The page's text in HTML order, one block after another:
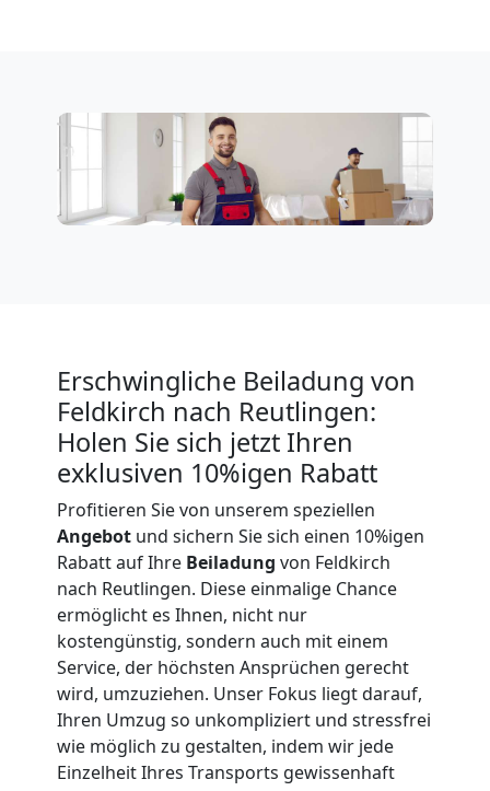
Erschwingliche Beiladung von
Feldkirch nach Reutlingen:
Holen Sie sich jetzt Ihren
exklusiven 10%igen Rabatt
Profitieren Sie von unserem speziellen
Angebot und sichern Sie sich einen 10%igen
Rabatt auf Ihre Beiladung von Feldkirch
nach Reutlingen. Diese einmalige Chance
ermöglicht es Ihnen, nicht nur
kostengünstig, sondern auch mit einem
Service, der höchsten Ansprüchen gerecht
wird, umzuziehen. Unser Fokus liegt darauf,
Ihren Umzug so unkompliziert und stressfrei
wie möglich zu gestalten, indem wir jede
Einzelheit Ihres Transports gewissenhaft
Feldkirch
Büroumzug
Feldkirch
Feldkirch
Tragehilfe
Feldkirch
Kleiner
Umzug
Feldkirch